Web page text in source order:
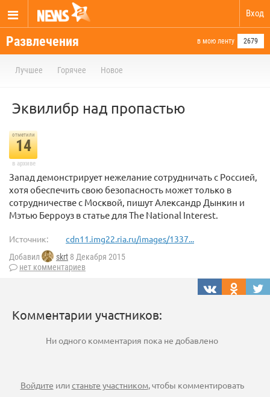
Вход
Развлечения в мою ленту 2679
Лучшее Горячее Новое
Эквилибр над пропастью
отметили
14
в архиве
Запад демонстрирует нежелание сотрудничать с Россией,
хотя обеспечить свою безопасность может только в
сотрудничестве с Москвой, пишут Александр Дынкин и
Мэтью Берроуз в статье для The National Interest.
Источник: cdn11.img22.ria.ru/images/1337...
Добавил skrt 8 Декабря 2015
нет комментариев
Комментарии участников:
Ни одного комментария пока не добавлено
Войдите илистаньте участником, чтобы комментировать